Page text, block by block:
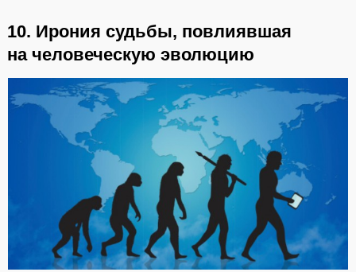
10. Ирония судьбы, повлиявшая
на человеческую эволюцию